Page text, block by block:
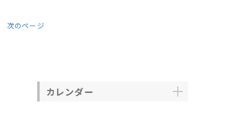
次のページ
カレンダー